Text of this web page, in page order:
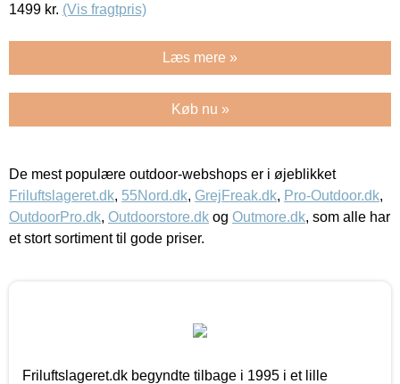
1499 kr. (Vis fragtpris)
Læs mere »
Køb nu »
De mest populære outdoor-webshops er i øjeblikket
Friluftslageret.dk, 55Nord.dk, GrejFreak.dk, Pro-Outdoor.dk,
OutdoorPro.dk, Outdoorstore.dk og Outmore.dk, som alle har
et stort sortiment til gode priser.
Friluftslageret.dk begyndte tilbage i 1995 i et lille